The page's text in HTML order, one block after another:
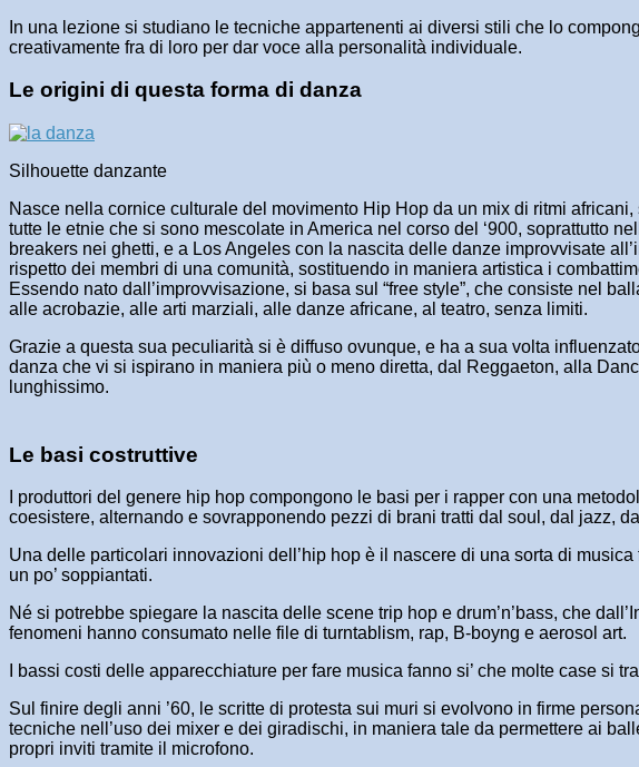
In una lezione si studiano le tecniche appartenenti ai diversi stili che lo
creativamente fra di loro per dar voce alla personalità individuale.
Le origini di questa forma di danza
Silhouette danzante
Nasce nella cornice culturale del movimento Hip Hop da un mix di ritmi
tutte le etnie che si sono mescolate in America nel corso del ‘900, soprattutto
breakers nei ghetti, e a Los Angeles con la nascita delle danze improvvisate
rispetto dei membri di una comunità, sostituendo in maniera artistica i
Essendo nato dall’improvvisazione, si basa sul “free style”, che consiste nel
alle acrobazie, alle arti marziali, alle danze africane, al teatro, senza limiti.
Grazie a questa sua peculiarità si è diffuso ovunque, e ha a sua volta
danza che vi si ispirano in maniera più o meno diretta, dal Reggaeton, alla
lunghissimo.
Le basi costruttive
I produttori del genere hip hop compongono le basi per i rapper con una
coesistere, alternando e sovrapponendo pezzi di brani tratti dal soul, dal jazz,
Una delle particolari innovazioni dell’hip hop è il nascere di una sorta di
un po’ soppiantati.
Né si potrebbe spiegare la nascita delle scene trip hop e drum’n’bass, che
fenomeni hanno consumato nelle file di turntablism, rap, B-boyng e aerosol art.
I bassi costi delle apparecchiature per fare musica fanno si’ che molte case si
Sul finire degli anni ’60, le scritte di protesta sui muri si evolvono in firme
tecniche nell’uso dei mixer e dei giradischi, in maniera tale da permettere ai
propri inviti tramite il microfono.